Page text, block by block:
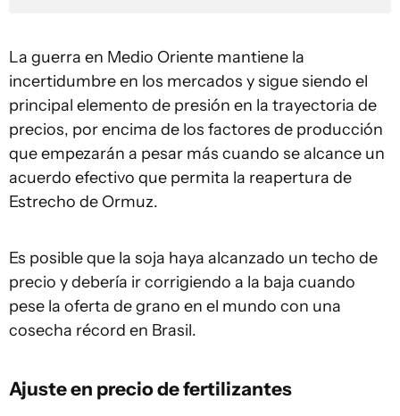
La guerra en Medio Oriente mantiene la
incertidumbre en los mercados y sigue siendo el
principal elemento de presión en la trayectoria de
precios, por encima de los factores de producción
que empezarán a pesar más cuando se alcance un
acuerdo efectivo que permita la reapertura de
Estrecho de Ormuz.
Es posible que la soja haya alcanzado un techo de
precio y debería ir corrigiendo a la baja cuando
pese la oferta de grano en el mundo con una
cosecha récord en Brasil.
Ajuste en precio de fertilizantes